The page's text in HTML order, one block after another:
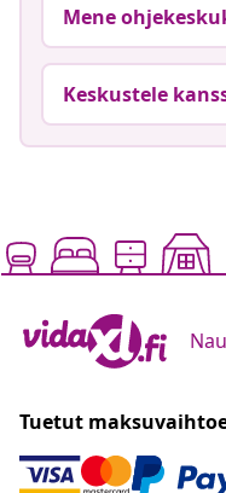
Mene
Keskustele
Tuetut